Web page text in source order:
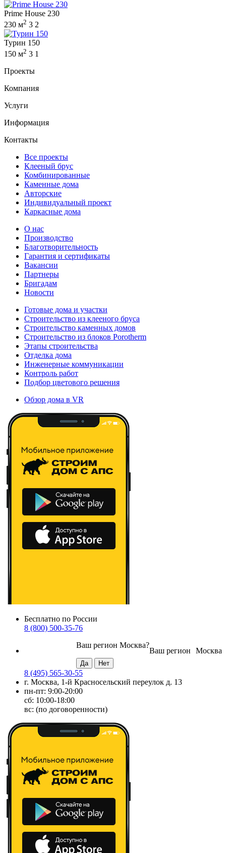
Prime House 230
230 м2 3 2
Турин 150
150 м2 3 1
Проекты
Компания
Услуги
Информация
Контакты
Все проекты
Клееный брус
Комбинированные
Каменные дома
Авторские
Индивидуальный проект
Каркасные дома
О нас
Производство
Благотворительность
Гарантия и сертификаты
Вакансии
Партнеры
Бригадам
Новости
Готовые дома и участки
Строительство из клееного бруса
Строительство каменных домов
Строительство из блоков Porotherm
Этапы строительства
Отделка дома
Инженерные коммуникации
Контроль работ
Подбор цветового решения
Обзор дома в VR
Бесплатно по России
8 (800) 500-35-76
Москва
Ваш регион
Ваш регион Москва?
8 (495) 565-30-55
г. Москва, 1-й Красносельский переулок д. 13
пн-пт: 9:00-20:00
сб: 10:00-18:00
вс: (по договоренности)